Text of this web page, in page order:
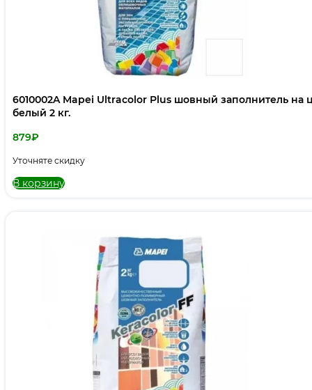
6010002A Mapei Ultracolor Plus шовный заполнитель на
белый 2 кг.
879₽
Уточняте скидку
В корзину